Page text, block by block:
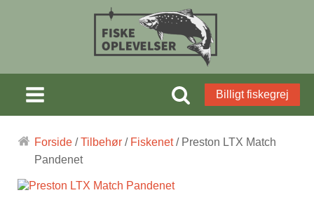
Billigt fiskegrej
Forside /Tilbehør / Fiskenet/ Preston LTX Match
Pandenet